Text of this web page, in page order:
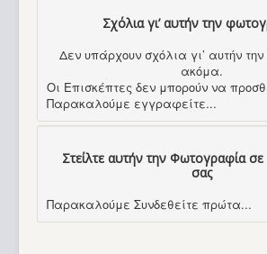
Σχόλια γι’ αυτήν την
Δεν υπάρχουν σχόλια γι’ αυτήν
ακόμα.
Οι Επισκέπτες δεν μπορούν να
Παρακαλούμε εγγραφείτε...
Στείλτε αυτήν την Φωτογραφία
σας
Παρακαλούμε Συνδεθείτε πρώτα...